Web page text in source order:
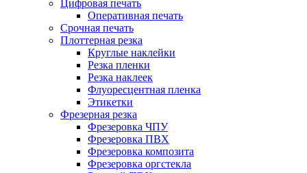
Цифровая печать
Оперативная печать
Срочная печать
Плоттерная резка
Круглые наклейки
Резка пленки
Резка наклеек
Флуоресцентная пленка
Этикетки
Фрезерная резка
Фрезеровка ЧПУ
Фрезеровка ПВХ
Фрезеровка композита
Фрезеровка оргстекла